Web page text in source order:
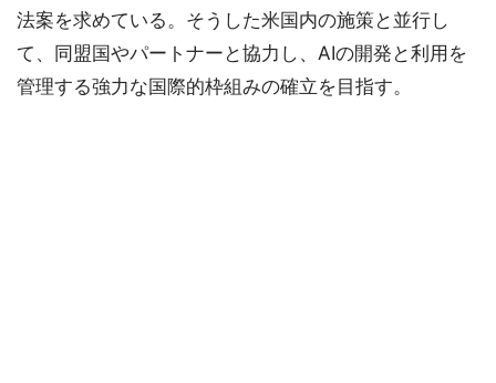
法案を求めている。そうした米国内の施策と並行し
て、同盟国やパートナーと協力し、AIの開発と利用を
管理する強力な国際的枠組みの確立を目指す。